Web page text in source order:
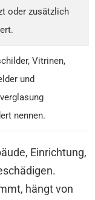
oder zusätzlich
Vitrinen,
und
nennen.
Einrichtung,
hängt von